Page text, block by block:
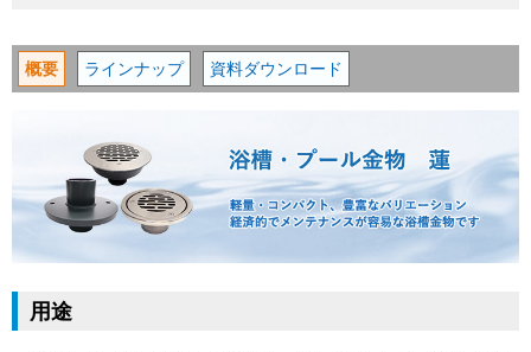
概要 ラインナップ 資料ダウンロード
用途